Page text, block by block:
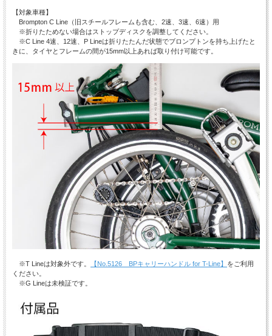
【対象車種】
Brompton C Line（旧スチールフレームも含む、2速、3速、6速）用
※折りたためない場合はストップディスクを調整してください。
※C Line 4速、12速、P Lineは折りたたんだ状態でブロンプトンを持ち上げたと
きに、タイヤとフレームの間が15mm以上あれば取り付け可能です。
※T Lineは対象外です。 【No.5126 BPキャリーハンドル for T-Line】 をご利用
ください。
※G Lineは未検証です。